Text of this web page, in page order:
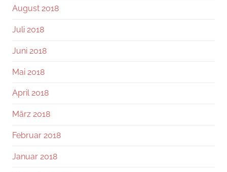
August 2018
Juli 2018
Juni 2018
Mai 2018
April 2018
März 2018
Februar 2018
Januar 2018